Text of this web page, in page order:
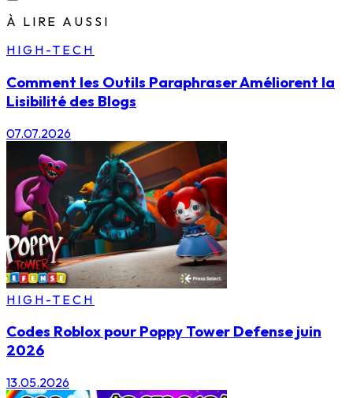
À LIRE AUSSI
HIGH-TECH
Comment les Outils Paraphraser Améliorent la
Lisibilité des Blogs
07.07.2026
HIGH-TECH
Codes Roblox pour Poppy Tower Defense juin
2026
13.05.2026